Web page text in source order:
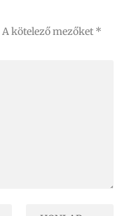
A kötelező mezőket *